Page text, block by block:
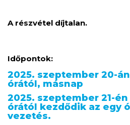
A részvétel díjtalan.
Időpontok:
2025. szeptember 20-
órától, másnap
2025. szeptember 21-én
órától kezdődik az egy
vezetés.